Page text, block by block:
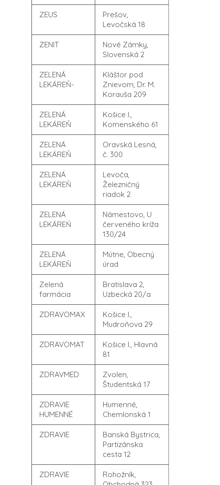
ZEUS
Prešov,
Levočská 18
ZENIT
Nové Zámky,
Slovenská 2
ZELENÁ
LEKÁREŇ-
Kláštor pod
Znievom, Dr. M.
Korauša 209
ZELENÁ
LEKÁREŇ
Košice I.,
Komenského 61
ZELENÁ
LEKÁREŇ
Oravská Lesná,
č. 300
ZELENÁ
LEKÁREŇ
Levoča,
Železničný
riadok 2
ZELENÁ
LEKÁREŃ
Námestovo, U
červeného kríža
130/24
ZELENÁ
LEKÁREŇ
Mútne, Obecný
úrad
Zelená
farmácia
Bratislava 2,
Uzbecká 20/a
ZDRAVOMAX
Košice I.,
Mudroňova 29
ZDRAVOMAT
Košice I., Hlavná
81
ZDRAVMED
Zvolen,
Študentská 17
ZDRAVIE
HUMENNÉ
Humenné,
Chemlonská 1
ZDRAVIE
Banská Bystrica,
Partizánska
cesta 12
ZDRAVIE
Rohožník,